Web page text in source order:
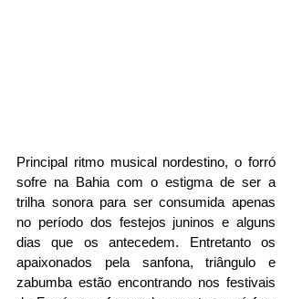
Principal ritmo musical nordestino, o forró
sofre na Bahia com o estigma de ser a
trilha sonora para ser consumida apenas
no período dos festejos juninos e alguns
dias que os antecedem. Entretanto os
apaixonados pela sanfona, triângulo e
zabumba estão encontrando nos festivais